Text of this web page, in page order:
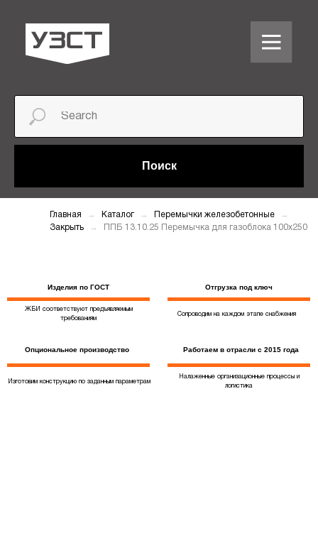
Поиск
Главная Каталог
Перемычки железобетонные
Закрыть
ППБ 13.10.25 Перемычка для газоблока 100х250
Изделия по ГОСТ
ЖБИ соответствуют предъявляемым
требованиям
Изготовим конструкцию по заданным параметрам
Опциональное производство
Отгрузка под ключ
Сопроводим на каждом этапе снабжения
Налаженные организационные процессы и
логистика
Работаем в отрасли с 2015 года